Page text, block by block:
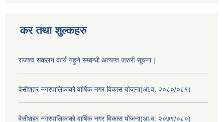
कर तथा शुल्कहरु
राजश्व सकलन कार्य नहुने सम्बन्धी अत्यन्त जरुरी सूचना |
वेसीशहर नगरपालिकाको वार्षिक नगर विकास योजना(आ.व. २०८०/०८१)
वेसीशहर नगरपालिकाको वार्षिक नगर विकास योजना(आ.व. २०७९/०८०)